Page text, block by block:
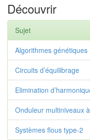
Découvrir
Sujet
Algorithmes génétiques
Circuits d’équilibrage
Elimination
Onduleur multiniveaux
Systèmes flous type-2